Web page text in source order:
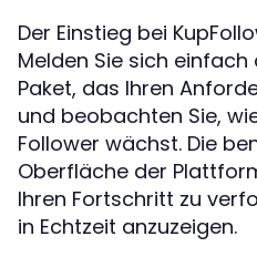
Der Einstieg bei
Melden Sie sich einfach
Paket, das Ihren
und beobachten Sie,
Follower wächst. Die
Oberfläche der
Ihren Fortschritt zu
in Echtzeit anzuzeigen.